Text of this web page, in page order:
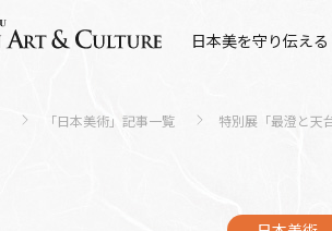
日本美を守り伝え
「日本美術」記事一覧 特別展「最澄と天